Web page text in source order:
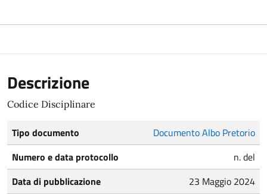
Descrizione
Codice Disciplinare
Tipo documento
Documento Albo Pretorio
Numero e data protocollo
n. del
Data di pubblicazione
23 Maggio 2024